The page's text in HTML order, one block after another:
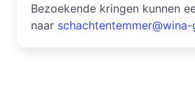
Bezoekende kringen kunnen
naar